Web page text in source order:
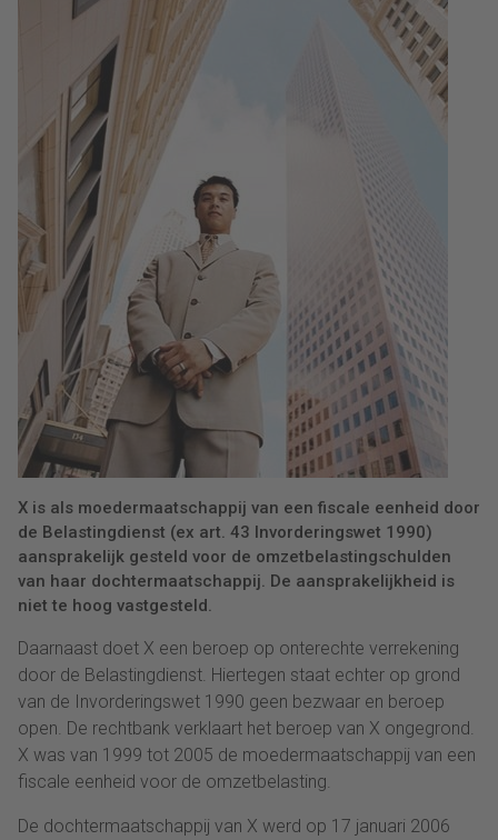
X is als moedermaatschappij van een fiscale eenheid door
de Belastingdienst (ex art. 43 Invorderingswet 1990)
aansprakelijk gesteld voor de omzetbelastingschulden
van haar dochtermaatschappij. De aansprakelijkheid is
niet te hoog vastgesteld.
Daarnaast doet X een beroep op onterechte verrekening
door de Belastingdienst. Hiertegen staat echter op grond
van de Invorderingswet 1990 geen bezwaar en beroep
open. De rechtbank verklaart het beroep van X ongegrond.
X was van 1999 tot 2005 de moedermaatschappij van een
fiscale eenheid voor de omzetbelasting.
De dochtermaatschappij van X werd op 17 januari 2006